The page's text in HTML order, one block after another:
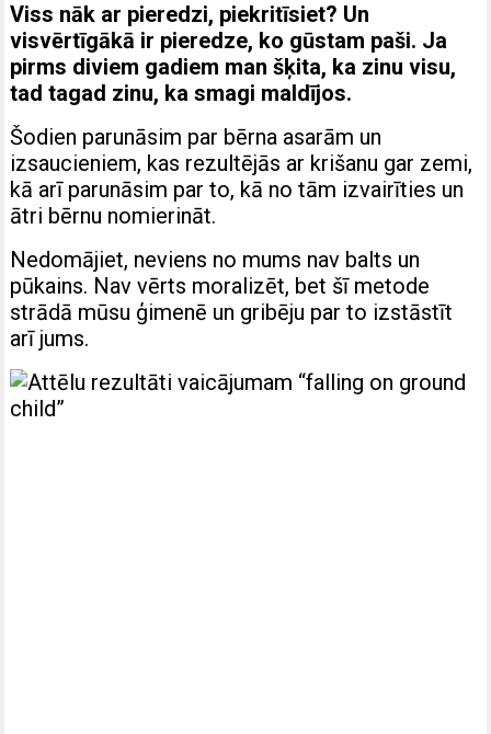
Viss nāk ar pieredzi, piekritīsiet? Un
visvērtīgākā ir pieredze, ko gūstam paši. Ja
pirms diviem gadiem man šķita, ka zinu visu,
tad tagad zinu, ka smagi maldījos.
Šodien parunāsim par bērna asarām un
izsaucieniem, kas rezultējās ar krišanu gar zemi,
kā arī parunāsim par to, kā no tām izvairīties un
ātri bērnu nomierināt.
Nedomājiet, neviens no mums nav balts un
pūkains. Nav vērts moralizēt, bet šī metode
strādā mūsu ģimenē un gribēju par to izstāstīt
arī jums.